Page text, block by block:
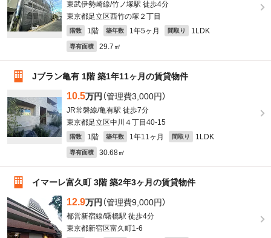
東武伊勢崎線/竹ノ塚駅 徒歩4分
東京都足立区西竹の塚２丁目
階数 1階 築年数 1年5ヶ月 間取り 1LDK
専有面積 29.7㎡
Jブラン亀有 1階 築1年11ヶ月の賃貸物件
10.5万円 （管理費3,000円）
JR常磐線/亀有駅 徒歩7分
東京都足立区中川４丁目40-15
階数 1階 築年数 1年11ヶ月 間取り 1LDK
専有面積 30.68㎡
イマーレ富久町 3階 築2年3ヶ月の賃貸物件
12.9万円 （管理費9,000円）
都営新宿線/曙橋駅 徒歩4分
東京都新宿区富久町1-6